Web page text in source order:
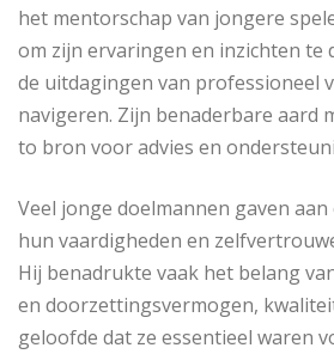
het mentorschap van jongere
om zijn ervaringen en inzichten te
de uitdagingen van professioneel
navigeren. Zijn benaderbare aard
to bron voor advies en
Veel jonge doelmannen gaven
hun vaardigheden en
Hij benadrukte vaak het belang
en doorzettingsvermogen,
geloofde dat ze essentieel waren